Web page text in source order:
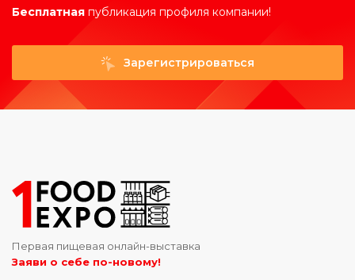
Бесплатная публикация профиля компании!
Зарегистрироваться
Первая пищевая онлайн-выставка
Заяви о себе по-новому!